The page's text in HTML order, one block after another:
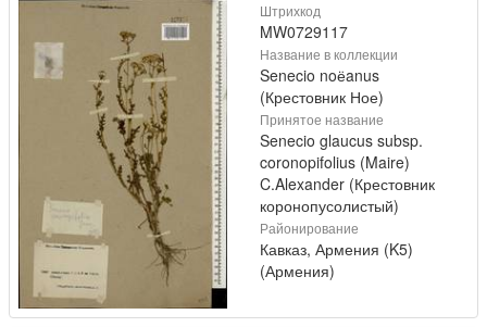
Штрихкод
MW0729117
Название в коллекции
Senecio noёanus
(Крестовник Ное)
Принятое название
Senecio glaucus subsp.
coronopifolius (Maire)
C.Alexander (Крестовник
коронопусолистый)
Районирование
Кавказ, Армения (K5)
(Армения)